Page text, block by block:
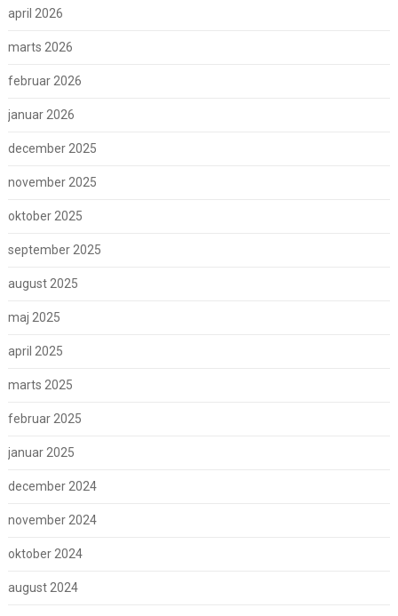
april 2026
marts 2026
februar 2026
januar 2026
december 2025
november 2025
oktober 2025
september 2025
august 2025
maj 2025
april 2025
marts 2025
februar 2025
januar 2025
december 2024
november 2024
oktober 2024
august 2024